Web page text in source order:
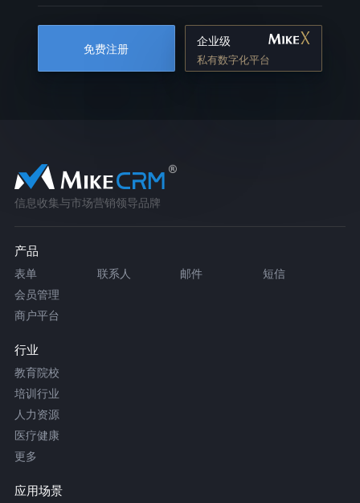
免费注册
企业级
私有数字化平台
信息收集与市场营销领导品牌
产品
表单 联系人 邮件
短信
会员管理
商户平台
行业
教育院校
培训行业
人力资源
医疗健康
更多
应用场景